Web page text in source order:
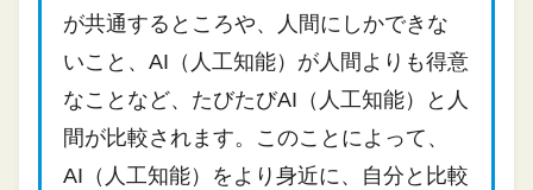
が共通するところや、人間にしかできな
いこと、AI（人工知能）が人間よりも得意
なことなど、たびたびAI（人工知能）と人
間が比較されます。このことによって、
AI（人工知能）をより身近に、自分と比較